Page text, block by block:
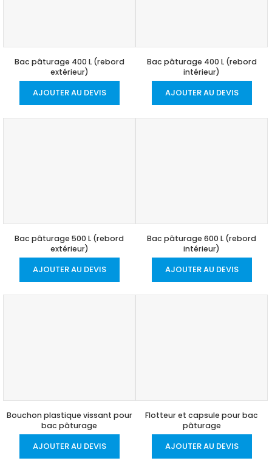
Bac pâturage 400 L (rebord
extérieur)
AJOUTER AU DEVIS
Bac pâturage 400 L (rebord
intérieur)
AJOUTER AU DEVIS
Bac pâturage 500 L (rebord
extérieur)
AJOUTER AU DEVIS
Bac pâturage 600 L (rebord
intérieur)
AJOUTER AU DEVIS
Bouchon plastique vissant pour
bac pâturage
AJOUTER AU DEVIS
Flotteur et capsule pour bac
pâturage
AJOUTER AU DEVIS